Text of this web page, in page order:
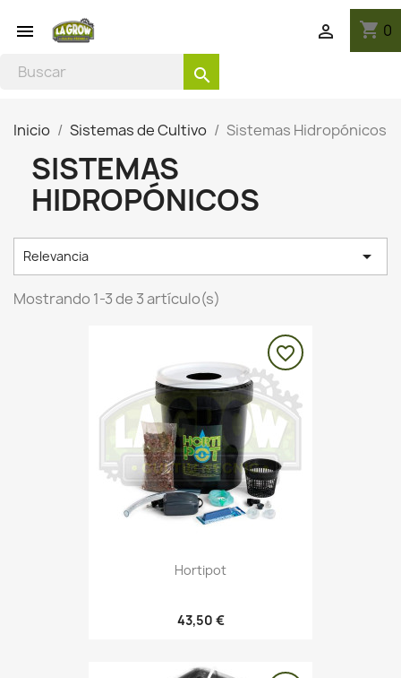
 shopping_cart 0

search
Inicio Sistemas de Cultivo Sistemas Hidropónicos
SISTEMAS
HIDROPÓNICOS
Relevancia 
Mostrando 1-3 de 3 artículo(s)
Hortipot
43,50 €
favorite_border